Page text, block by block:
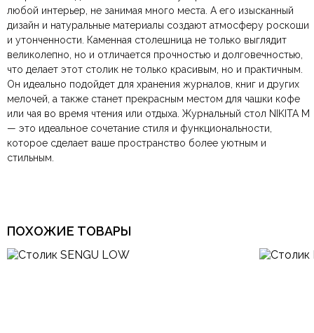
любой интерьер, не занимая много места. А его изысканный
дизайн и натуральные материалы создают атмосферу роскоши
и утонченности. Каменная столешница не только выглядит
великолепно, но и отличается прочностью и долговечностью,
что делает этот столик не только красивым, но и практичным.
Он идеально подойдет для хранения журналов, книг и других
мелочей, а также станет прекрасным местом для чашки кофе
или чая во время чтения или отдыха. Журнальный стол NIKITA M
— это идеальное сочетание стиля и функциональности,
которое сделает ваше пространство более уютным и
стильным.
Материал
Металл, Натуральный
камень
Размеры ШxГxВ 600х600х420 мм.
Тип дизайна
Современный,
Итальянский, Модерн
Стиль
Арт-Деко, Итальянский,
Лофт, Минимализм,
Модерн, Скандинавский,
Современный, Хай-тек,
По всей России:отправляем через транспортную
компаниюСДЭК. Срок доставки —до 7 дней.
По Москве и Санкт-Петербургу:быстрая
Яндекс.Доставка— доставка в день заказа.
Оплата в салоне-магазине — наличными или картой
при самовывозе.
Безналичная оплата по счёту— для юридических и
физических лиц.
Онлайн оплата картой— быстрая и безопасная через
сайт.
Ваша общая оценка
Заголовок вашего отзыва
Этот отзыв основан на моём опыте и выражает моё личное
ПОХОЖИЕ ТОВАРЫ